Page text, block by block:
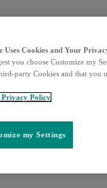
Uses Cookies and Your
you choose Customize my
party Cookies and that you
Privacy Policy
my Settings